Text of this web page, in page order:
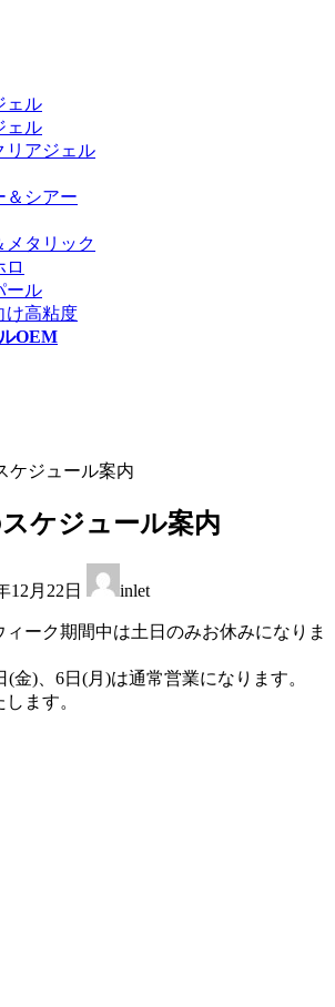
ェル
ェル
リアジェル
＆シアー
メタリック
ロ
ール
け高粘度
OEM
ケジュール案内
ケジュール案内
12月22日 inlet
ィーク期間中は土日のみお休みになりま
(金)、6日(月)は通常営業になります。
ます。